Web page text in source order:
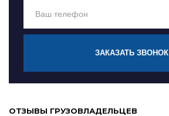
ЗАКАЗАТЬ ЗВОНОК
ОТЗЫВЫ ГРУЗОВЛАДЕЛЬЦЕВ